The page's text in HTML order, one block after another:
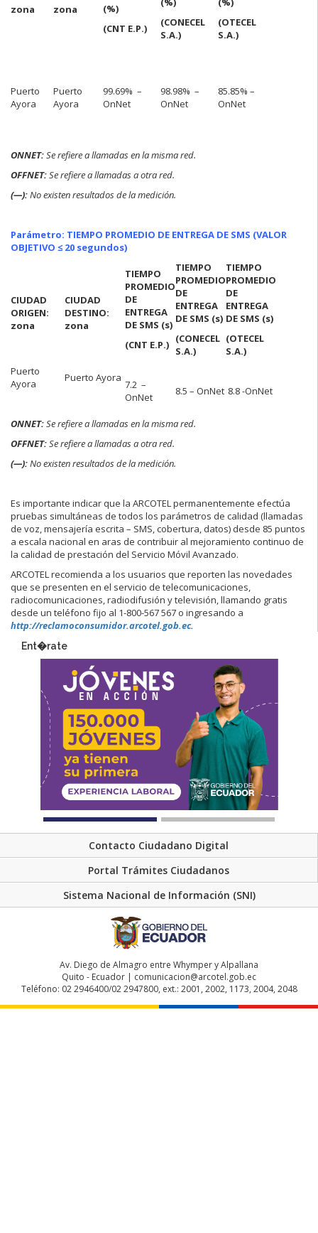
zona
zona
(%)
(CNT E.P.)
(CONECEL
S.A.)
(OTECEL
S.A.)
Puerto
Ayora
Puerto
Ayora
99.69% –
OnNet
98.98% –
OnNet
85.85% –
OnNet
ONNET:Se refiere a llamadas en la misma red.
OFFNET:Se refiere a llamadas a otra red.
(—):No existen resultados de la medición.
Parámetro: TIEMPO PROMEDIO DE ENTREGA DE SMS (VALOR
OBJETIVO ≤ 20 segundos)
CIUDAD
ORIGEN:
zona
CIUDAD
DESTINO:
zona
TIEMPO
PROMEDIO
DE
ENTREGA
DE SMS (s)
(CNT E.P.)
TIEMPO
PROMEDIO
DE
ENTREGA
DE SMS (s)
(CONECEL
S.A.)
TIEMPO
PROMEDIO
DE
ENTREGA
DE SMS (s)
(OTECEL
S.A.)
Puerto
Ayora
Puerto Ayora
7.2 –
OnNet
8.5 – OnNet 8.8 -OnNet
ONNET:Se refiere a llamadas en la misma red.
OFFNET:Se refiere a llamadas a otra red.
(—):No existen resultados de la medición.
Es importante indicar que la ARCOTEL permanentemente efectúa
pruebas simultáneas de todos los parámetros de calidad (llamadas
de voz, mensajería escrita – SMS, cobertura, datos) desde 85 puntos
a escala nacional en aras de contribuir al mejoramiento continuo de
la calidad de prestación del Servicio Móvil Avanzado.
ARCOTEL recomienda a los usuarios que reporten las novedades
que se presenten en el servicio de telecomunicaciones,
radiocomunicaciones, radiodifusión y televisión, llamando gratis
desde un teléfono fijo al 1-800-567 567 o ingresando a
http://reclamoconsumidor.arcotel.gob.ec.
Ent�rate
Contacto Ciudadano Digital
Portal Trámites Ciudadanos
Sistema Nacional de Información (SNI)
Av. Diego de Almagro entre Whymper y Alpallana
Quito - Ecuador | comunicacion@arcotel.gob.ec
Teléfono: 02 2946400/02 2947800, ext.: 2001, 2002, 1173, 2004, 2048